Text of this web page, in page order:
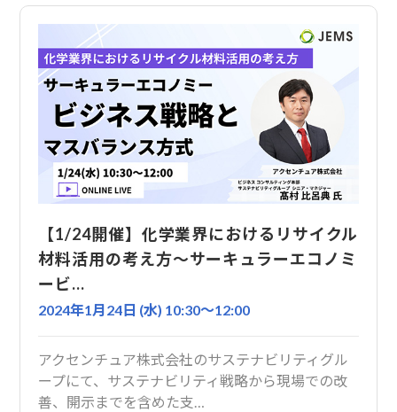
【1/24開催】化学業界におけるリサイクル
材料活用の考え方～サーキュラーエコノミ
ービ…
2024年1月24日 (水) 10:30〜12:00
アクセンチュア株式会社のサステナビリティグル
ープにて、サステナビリティ戦略から現場での改
善、開示までを含めた支…